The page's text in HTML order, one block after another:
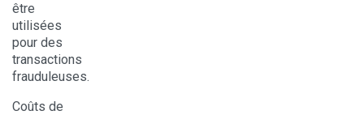
être
utilisées
pour des
transactions
frauduleuses.
Coûts de